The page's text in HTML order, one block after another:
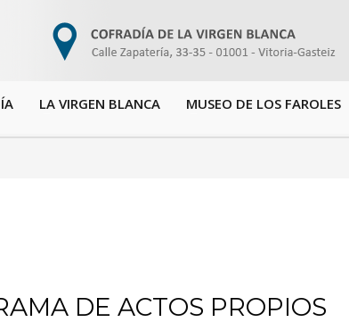
LA VIRGEN BLANCA MUSEO DE LOS FAROLES
DE ACTOS PROPIOS